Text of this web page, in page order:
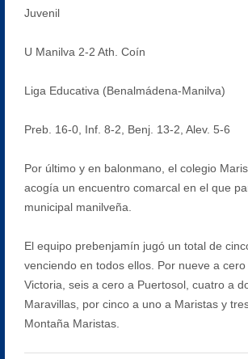
Juvenil
U Manilva 2-2 Ath. Coín
Liga Educativa (Benalmádena-Manilva)
Preb. 16-0, Inf. 8-2, Benj. 13-2, Alev. 5-6
Por último y en balonmano, el colegio
acogía un encuentro comarcal en el que
municipal manilveña.
El equipo prebenjamín jugó un total de
venciendo en todos ellos. Por nueve a
Victoria, seis a cero a Puertosol, cuatro a
Maravillas, por cinco a uno a Maristas y
Montaña Maristas.